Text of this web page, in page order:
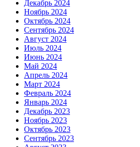
Декабрь 2024
Ноябрь 2024
Октябрь 2024
Сентябрь 2024
Август 2024
Июль 2024
Июнь 2024
Май 2024
Апрель 2024
Март 2024
Февраль 2024
Январь 2024
Декабрь 2023
Ноябрь 2023
Октябрь 2023
Сентябрь 2023